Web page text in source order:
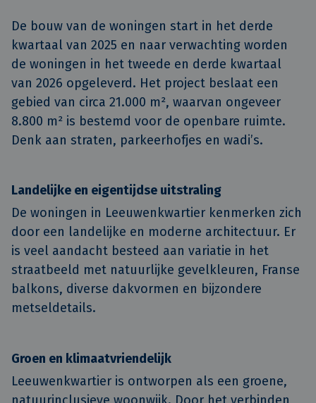
De bouw van de woningen start in het derde
kwartaal van 2025 en naar verwachting worden
de woningen in het tweede en derde kwartaal
van 2026 opgeleverd. Het project beslaat een
gebied van circa 21.000 m², waarvan ongeveer
8.800 m² is bestemd voor de openbare ruimte.
Denk aan straten, parkeerhofjes en wadi’s.
Landelijke en eigentijdse uitstraling
De woningen in Leeuwenkwartier kenmerken zich
door een landelijke en moderne architectuur. Er
is veel aandacht besteed aan variatie in het
straatbeeld met natuurlijke gevelkleuren, Franse
balkons, diverse dakvormen en bijzondere
metseldetails.
Groen en klimaatvriendelijk
Leeuwenkwartier is ontworpen als een groene,